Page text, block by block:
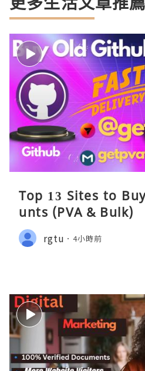
Top 13 Sites to
unts (PVA & Bulk)
rgtu 4小時前